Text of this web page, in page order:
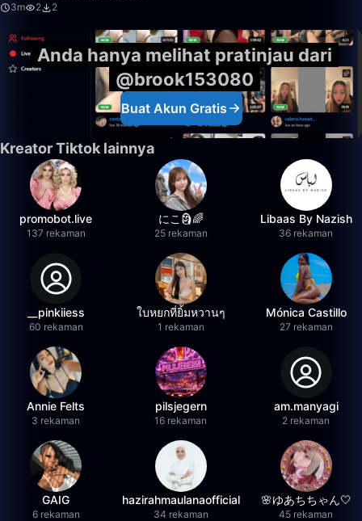
3m
2 2
Anda hanya melihat pratinjau dari
@brook153080
Buat Akun Gratis
Kreator Tiktok lainnya
promobot.live
137 rekaman
にこ🗿🌈
25 rekaman
Libaas By Nazish
36 rekaman
__pinkiiess
60 rekaman
ใบหยกที่ยิ้มหวานๆ
1 rekaman
Mónica Castillo
27 rekaman
Annie Felts
3 rekaman
pilsjegern
16 rekaman
am.manyagi
2 rekaman
GAIG
6 rekaman
hazirahmaulanaofficial
34 rekaman
🌸ゆあちちゃん🤍
45 rekaman